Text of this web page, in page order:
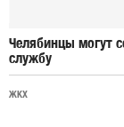
Челябинцы могут
службу
ЖКХ